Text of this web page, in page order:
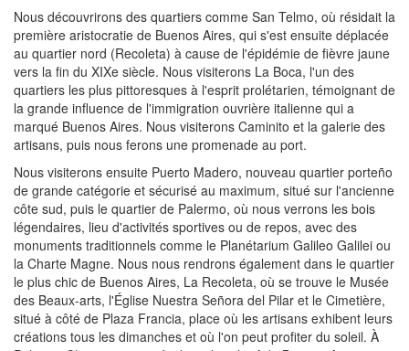
Nous découvrirons des quartiers comme San Telmo, où résidait la
première aristocratie de Buenos Aires, qui s'est ensuite déplacée
au quartier nord (Recoleta) à cause de l'épidémie de fièvre jaune
vers la fin du XIXe siècle. Nous visiterons La Boca, l'un des
quartiers les plus pittoresques à l'esprit prolétarien, témoignant de
la grande influence de l'immigration ouvrière italienne qui a
marqué Buenos Aires. Nous visiterons Caminito et la galerie des
artisans, puis nous ferons une promenade au port.
Nous visiterons ensuite Puerto Madero, nouveau quartier porteño
de grande catégorie et sécurisé au maximum, situé sur l'ancienne
côte sud, puis le quartier de Palermo, où nous verrons les bois
légendaires, lieu d'activités sportives ou de repos, avec des
monuments traditionnels comme le Planétarium Galileo Galilei ou
la Charte Magne. Nous nous rendrons également dans le quartier
le plus chic de Buenos Aires, La Recoleta, où se trouve le Musée
des Beaux-arts, l'Église Nuestra Señora del Pilar et le Cimetière,
situé à côté de Plaza Francia, place où les artisans exhibent leurs
créations tous les dimanches et où l'on peut profiter du soleil. À